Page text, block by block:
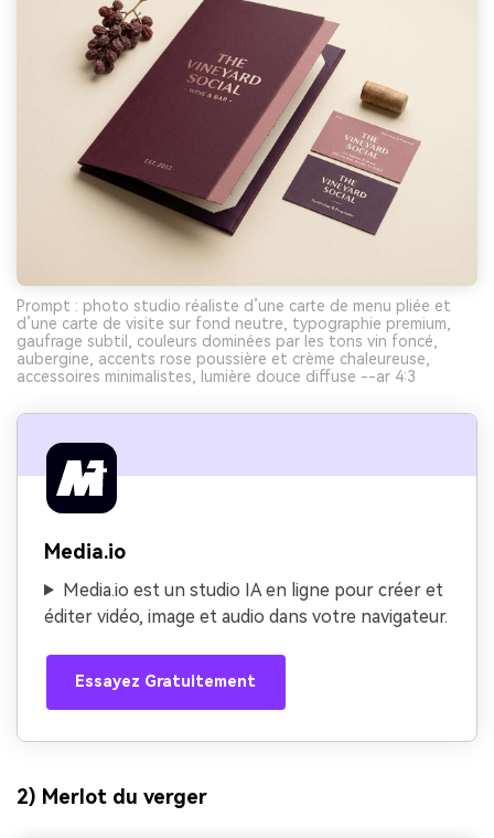
Prompt : photo studio réaliste d’une carte de menu pliée et
d’une carte de visite sur fond neutre, typographie premium,
gaufrage subtil, couleurs dominées par les tons vin foncé,
aubergine, accents rose poussière et crème chaleureuse,
accessoires minimalistes, lumière douce diffuse --ar 4:3
Media.io
Media.io est un studio IA en ligne pour créer et
éditer vidéo, image et audio dans votre navigateur.
Essayez Gratuitement
2) Merlot du verger